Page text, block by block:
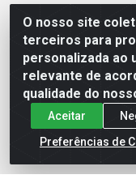
O nosso site
terceiros para
personalizada ao
relevante de
qualidade do
Aceitar
Preferências de
Av Vautier,